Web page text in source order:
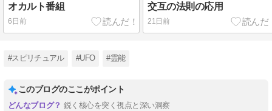
オカルト番組
6日前
交互の法則の応用
21日前
#スピリチュアル #UFO #霊能
このブログのここがポイント
鋭く核心を突く視点と深い洞察